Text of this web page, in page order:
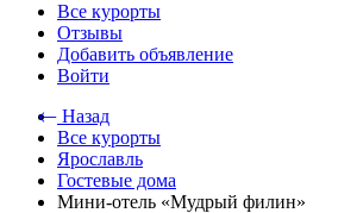
Все курорты
Отзывы
Добавить объявление
Войти
⃪ Назад
Все курорты
Ярославль
Гостевые дома
Мини-отель «Мудрый филин»